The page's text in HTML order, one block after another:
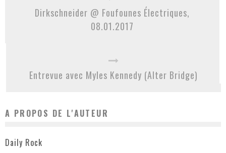
Dirkschneider @ Foufounes Électriques,
08.01.2017
Entrevue avec Myles Kennedy (Alter Bridge)
A PROPOS DE L'AUTEUR
Daily Rock